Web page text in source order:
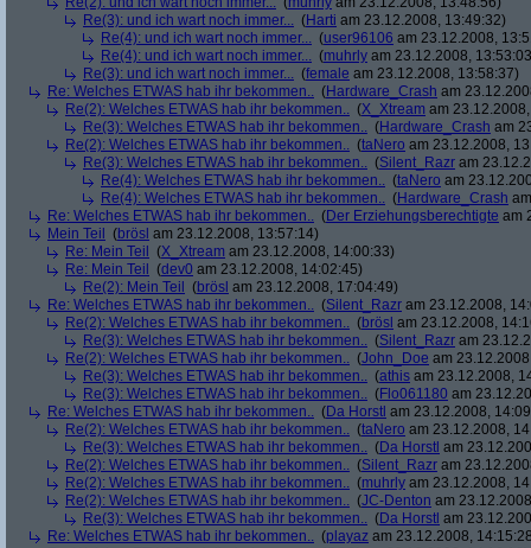
Re(3): und ich wart noch immer... (Harti am 23.12.2008, 13:49:32)
Re(4): und ich wart noch immer... (user96106 am 23.12.2008,
Re(4): und ich wart noch immer... (muhrly am 23.12.2008,
Re(3): und ich wart noch immer... (female am 23.12.2008, 13:58:37)
Re: Welches ETWAS hab ihr bekommen.. (Hardware_Crash am
Re(2): Welches ETWAS hab ihr bekommen.. (X_Xtream am
Re(3): Welches ETWAS hab ihr bekommen.. (Hardware_Crash am
Re(2): Welches ETWAS hab ihr bekommen.. (taNero am 23.12.2008,
Re(3): Welches ETWAS hab ihr bekommen.. (Silent_Razr am
Re(4): Welches ETWAS hab ihr bekommen.. (taNero am
Re(4): Welches ETWAS hab ihr bekommen.. (Hardware_Crash
Re: Welches ETWAS hab ihr bekommen.. (Der Erziehungsberechtigte am
Mein Teil
(brösl am 23.12.2008, 13:57:14)
Re: Mein Teil
(X_Xtream am 23.12.2008, 14:00:33)
Re: Mein Teil
(dev0 am 23.12.2008, 14:02:45)
Re(2): Mein Teil
(brösl am 23.12.2008, 17:04:49)
Re: Welches ETWAS hab ihr bekommen.. (Silent_Razr am 23.12.2008,
Re(2): Welches ETWAS hab ihr bekommen.. (brösl am 23.12.2008,
Re(3): Welches ETWAS hab ihr bekommen.. (Silent_Razr am
Re(2): Welches ETWAS hab ihr bekommen.. (John_Doe am
Re(3): Welches ETWAS hab ihr bekommen.. (athis am 23.12.2008,
Re(3): Welches ETWAS hab ihr bekommen.. (Flo061180 am
Re: Welches ETWAS hab ihr bekommen.. (Da Horstl am 23.12.2008,
Re(2): Welches ETWAS hab ihr bekommen.. (taNero am 23.12.2008,
Re(3): Welches ETWAS hab ihr bekommen.. (Da Horstl am
Re(2): Welches ETWAS hab ihr bekommen.. (Silent_Razr am
Re(2): Welches ETWAS hab ihr bekommen.. (muhrly am 23.12.2008,
Re(2): Welches ETWAS hab ihr bekommen.. (JC-Denton am
Re(3): Welches ETWAS hab ihr bekommen.. (Da Horstl am
Re: Welches ETWAS hab ihr bekommen.. (playaz am 23.12.2008,